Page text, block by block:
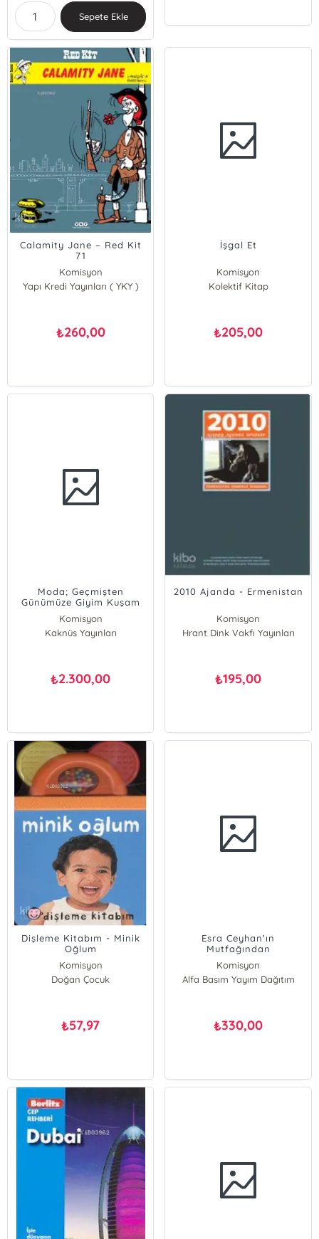
Sepete Ekle
Calamity Jane – Red Kit
71
Komisyon
Yapı Kredi Yayınları ( YKY )
₺260,00
İşgal Et
Komisyon
Kolektif Kitap
₺205,00
Moda; Geçmişten
Günümüze Giyim Kuşam
Komisyon
Kaknüs Yayınları
₺2.300,00
2010 Ajanda - Ermenistan
Komisyon
Hrant Dink Vakfı Yayınları
₺195,00
Dişleme Kitabım - Minik
Oğlum
Komisyon
Doğan Çocuk
₺57,97
Esra Ceyhan'ın
Mutfağından
Komisyon
Alfa Basım Yayım Dağıtım
₺330,00